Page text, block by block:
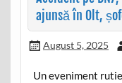
ajunsă în Olt,
August 5, 2025
Un eveniment